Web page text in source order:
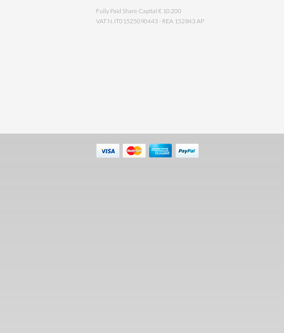
Fully Paid Share Capital € 10.200
VAT N. IT01525090443 - REA 152843 AP